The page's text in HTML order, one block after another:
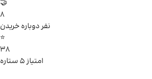
🤝
8
نفر دوباره خریدن
⭐
38
امتیاز ۵ ستاره